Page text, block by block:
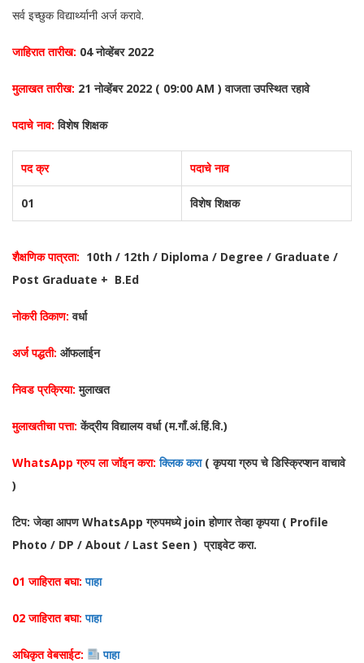
सर्व इच्छुक विद्यार्थ्यानी अर्ज करावे.
जाहिरात तारीख: 04 नोव्हेंबर 2022
मुलाखत तारीख: 21 नोव्हेंबर 2022 ( 09:00 AM ) वाजता उपस्थित रहावे
पदाचे नाव: विशेष शिक्षक
पद क्र पदाचे नाव
01 विशेष शिक्षक
शैक्षणिक पात्रता: 10th / 12th / Diploma / Degree / Graduate /
Post Graduate + B.Ed
नोकरी ठिकाण: वर्धा
अर्ज पद्धती: ऑफलाईन
निवड प्रक्रिया: मुलाखत
मुलाखतीचा पत्ता: केंद्रीय विद्यालय वर्धा (म.गाँ.अं.हिं.वि.)
WhatsApp ग्रुप ला जॉइन करा:क्लिक करा ( कृपया ग्रुप चे डिस्क्रिप्शन वाचावे
)
टिप: जेव्हा आपण WhatsApp ग्रुपमध्ये join होणार तेव्हा कृपया ( Profile
Photo / DP / About / Last Seen ) प्राइवेट करा.
01 जाहिरात बघा:पाहा
02 जाहिरात बघा:पाहा
अधिकृत वेबसाईट: पाहा